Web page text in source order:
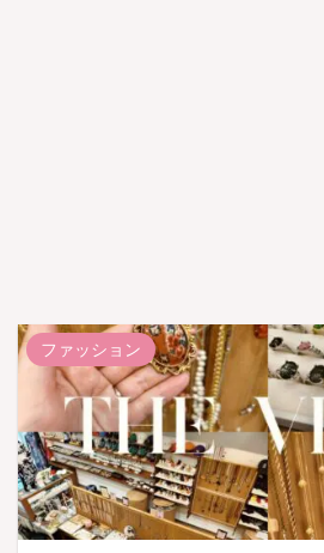
ファッション